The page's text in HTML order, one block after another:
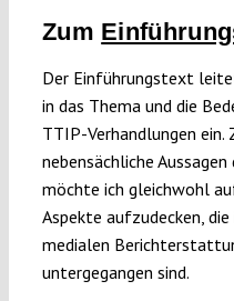
Zum
Der Einführungstext
in das Thema und die
TTIP-Verhandlungen ein.
nebensächliche
möchte ich gleichwohl
Aspekte aufzudecken, die
medialen
untergegangen sind.